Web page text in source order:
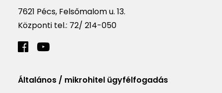
7621 Pécs, Felsőmalom u. 13.
Központi tel.: 72/ 214-050
Általános / mikrohitel ügyfélfogadás